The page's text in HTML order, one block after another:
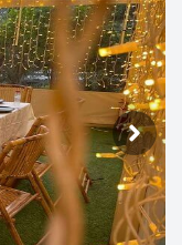
חוויית האירוח שלכם